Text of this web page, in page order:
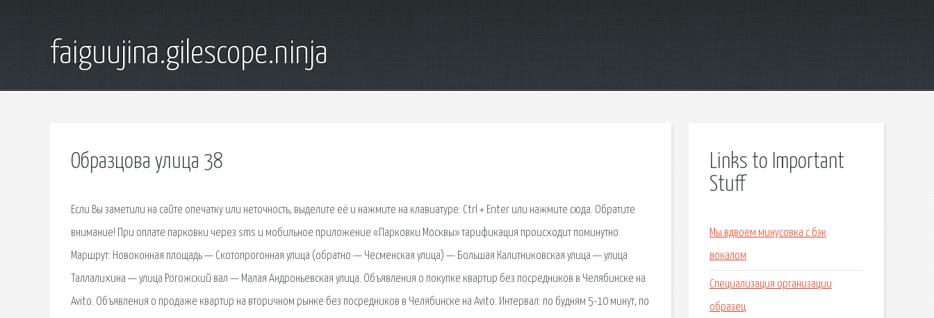
faiguujina.gilescope.ninja
Образцова улица 38
Если Вы заметили на сайте опечатку или неточность, выделите её и нажмите на клавиатуре: Ctrl + Enter или нажмите сюда. Обратите
внимание! При оплате парковки через sms и мобильное приложение «Парковки Москвы» тарификация происходит поминутно.
Маршрут: Новоконная площадь — Скотопрогонная улица (обратно — Чесменская улица) — Большая Калитниковская улица — улица
Таллалихина — улица Рогожский вал — Малая Андроньевская улица. Объявления о покупке квартир без посредников в Челябинске на
Avito. Объявления о продаже квартир на вторичном рынке без посредников в Челябинске на Avito. Интервал: по будням 5-10 минут, по
Links to Important
Stuff
Мы вдвоем минусовка с бэк
вокалом
Специализация организации
образец